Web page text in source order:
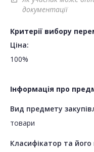
документації
Критерії вибору
Ціна:
100%
Інформація про
Вид предмету
товари
Класифікатор та